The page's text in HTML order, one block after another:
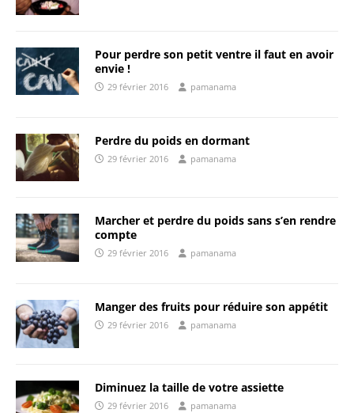
Pour perdre son petit ventre il faut en avoir
envie !
29 février 2016 pamanama
Perdre du poids en dormant
29 février 2016 pamanama
Marcher et perdre du poids sans s’en rendre
compte
29 février 2016 pamanama
Manger des fruits pour réduire son appétit
29 février 2016 pamanama
Diminuez la taille de votre assiette
29 février 2016 pamanama